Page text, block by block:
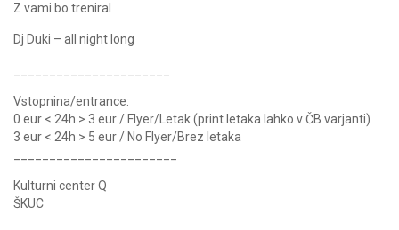
Z vami bo treniral
Dj Duki – all night long
Vstopnina/entrance:
0 eur < 24h > 3 eur / Flyer/Letak (print letaka lahko v ČB varjanti)
3 eur < 24h > 5 eur / No Flyer/Brez letaka
Kulturni center Q
ŠKUC